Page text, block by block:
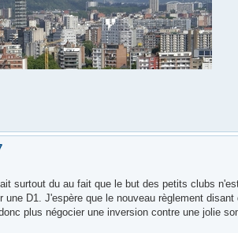
surtout du au fait que le but des petits clubs
une D1. J'espère que le nouveau règlement
plus négocier une inversion contre une jolie